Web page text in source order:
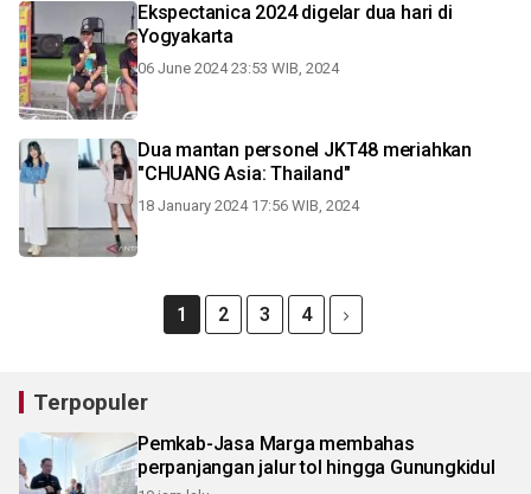
Ekspectanica 2024 digelar dua hari di
Yogyakarta
06 June 2024 23:53 WIB, 2024
Dua mantan personel JKT48 meriahkan
"CHUANG Asia: Thailand"
18 January 2024 17:56 WIB, 2024
1 2 3 4
Terpopuler
Pemkab-Jasa Marga membahas
perpanjangan jalur tol hingga Gunungkidul